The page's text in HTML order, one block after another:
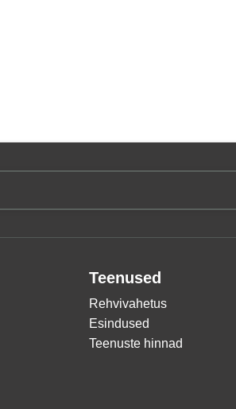
Teenused
Rehvivahetus
Esindused
Teenuste hinnad